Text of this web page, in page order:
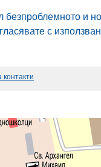
безпроблемното
с
контакти